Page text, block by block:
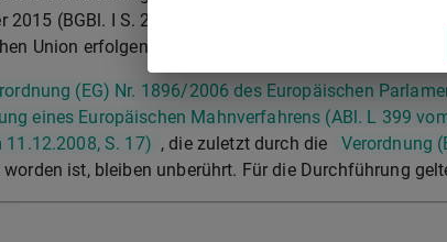
2015 (BGBl. I S. 2018) geändert worden ist, dies
Union erfolgen soll.
(EG) Nr. 1896/2006 des Europäischen
eines Europäischen Mahnverfahrens (ABl. L 399
11.12.2008, S. 17) , die zuletzt durch die
Verordnung
worden ist, bleiben unberührt. Für die Durchführung